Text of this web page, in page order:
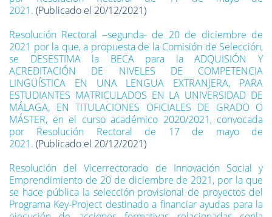
2021. (Publicado el 20/12/2021)
Resolución Rectoral –segunda- de 20 de diciembre de
2021 por la que, a propuesta de la Comisión de Selección,
se DESESTIMA la BECA para la ADQUISIÓN Y
ACREDITACIÓN DE NIVELES DE COMPETENCIA
LINGÜÍSTICA EN UNA LENGUA EXTRANJERA, PARA
ESTUDIANTES MATRICULADOS EN LA UNIVERSIDAD DE
MÁLAGA, EN TITULACIONES OFICIALES DE GRADO O
MÁSTER, en el curso académico 2020/2021, convocada
por Resolución Rectoral de 17 de mayo de
2021. (Publicado el 20/12/2021)
Resolución del Vicerrectorado de Innovación Social y
Emprendimiento de 20 de diciembre de 2021, por la que
se hace pública la selección provisional de proyectos del
Programa Key-Project destinado a financiar ayudas para la